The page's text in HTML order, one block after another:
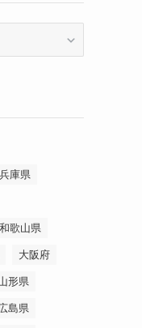
兵庫県
和歌山県
大阪府
形県
島県